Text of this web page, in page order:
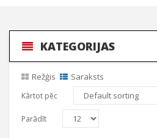
KATEGORIJAS
Režģis Saraksts
Kārtot pēc
Parādīt